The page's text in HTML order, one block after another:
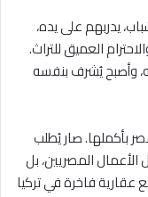
يدربهم على يده،
العميق للتراث.
وأصبح يُشرف بنفسه
بأكملها. صار يُطلب
المصريين، بل
فاخرة في تركيا